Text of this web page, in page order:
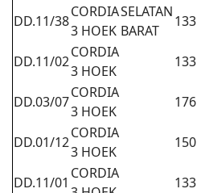
DD.11/38
CORDIA
3 HOEK
SELATAN
BARAT
133
DD.11/02
CORDIA
3 HOEK
133
DD.03/07
CORDIA
3 HOEK
176
DD.01/12
CORDIA
3 HOEK
150
DD.11/01
CORDIA
133